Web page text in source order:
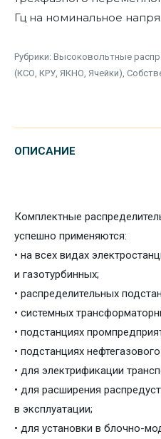
Гц на номинальное
Рубрики: Высоковольтные
(КСО, КРУ, ЯКНО, Ячейки)
ОПИСАНИЕ
Комплектные
успешно применяются:
• на всех видах
и газотурбинных;
• распределительных
• системных
• подстанциях
• подстанциях
• для электрификации
• для расширения
в эксплуатации;
• для установки в блочно-